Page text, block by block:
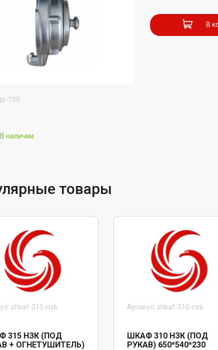
100
В наличии
В
товары
shkaf-315-nzk
315 НЗК (ПОД
+ ОГНЕТУШИТЕЛЬ)
Артикул: shkaf-310-nzk
ШКАФ 310 НЗК (ПОД
РУКАВ) 650*540*230